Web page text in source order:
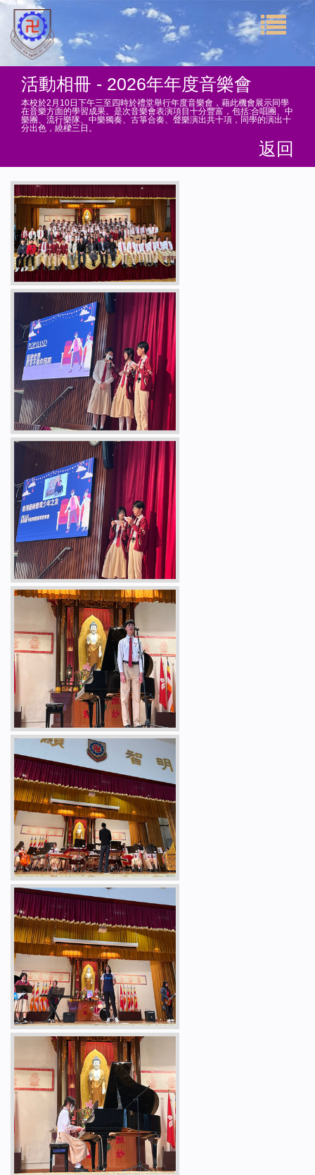
活動相冊 - 2026年年度音樂會
本校於2月10日下午三至四時於禮堂舉行年度音樂會，藉此機會展示同學
在音樂方面的學習成果。是次音樂會表演項目十分豐富，包括:合唱團、中
樂團、流行樂隊、中樂獨奏、古箏合奏、聲樂演出共十項，同學的演出十
分出色，繞樑三日。
返回